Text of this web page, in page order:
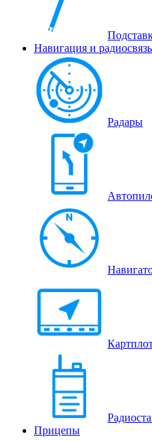
Навигация и радиосвязь
Радары
Прицепы